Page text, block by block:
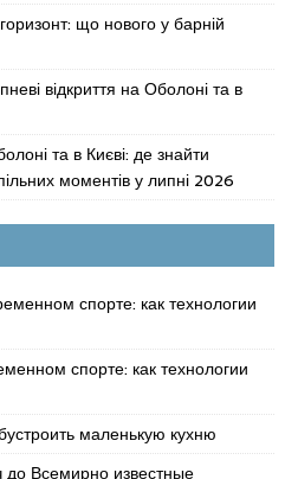
що нового у барній
відкриття на Оболоні та в
та в Києві: де знайти
моментів у липні 2026
спорте: как технологии
спорте: как технологии
маленькую кухню
до Всемирно известные